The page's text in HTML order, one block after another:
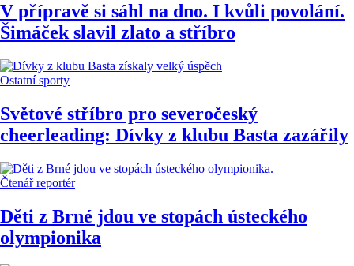
V přípravě si sáhl na dno. I kvůli povolání.
Šimáček slavil zlato a stříbro
Ostatní sporty
Světové stříbro pro severočeský
cheerleading: Dívky z klubu Basta zazářily
Čtenář reportér
Děti z Brné jdou ve stopách ústeckého
olympionika